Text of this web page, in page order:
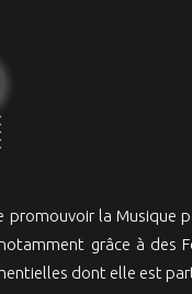
promouvoir la Musique
grâce à des
dont elle est